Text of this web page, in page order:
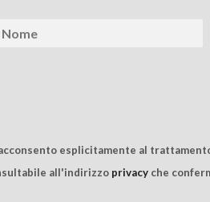
esplicitamente al
all'indirizzo privacy che